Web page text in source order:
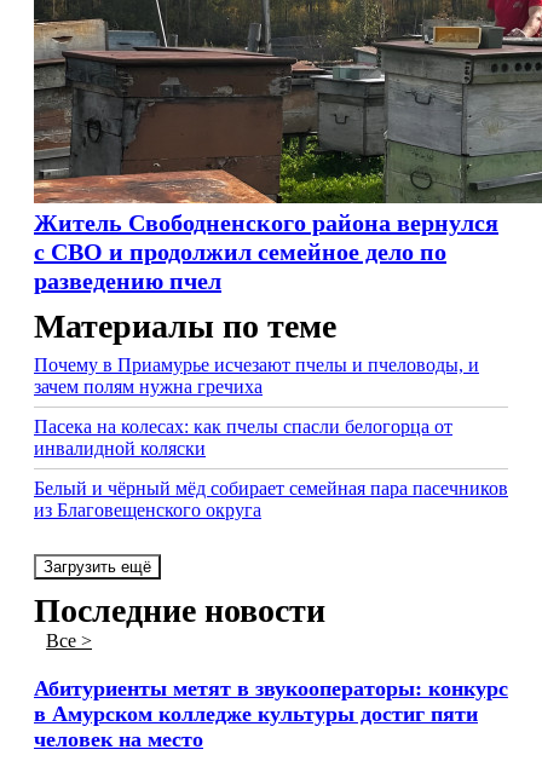
Житель Свободненского района вернулся
с СВО и продолжил семейное дело по
разведению пчел
Материалы по теме
Почему в Приамурье исчезают пчелы и пчеловоды, и
зачем полям нужна гречиха
Пасека на колесах: как пчелы спасли белогорца от
инвалидной коляски
Белый и чёрный мёд собирает семейная пара пасечников
из Благовещенского округа
Загрузить ещё
Последние новости
Все >
Абитуриенты метят в звукооператоры: конкурс
в Амурском колледже культуры достиг пяти
человек на место